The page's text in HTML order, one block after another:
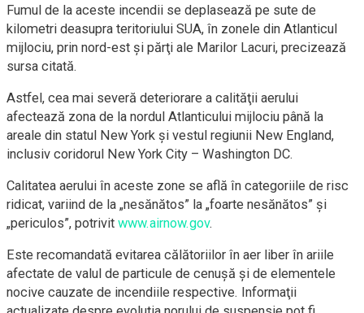
Fumul de la aceste incendii se deplasează pe sute de
kilometri deasupra teritoriului SUA, în zonele din Atlanticul
mijlociu, prin nord-est şi părţi ale Marilor Lacuri, precizează
sursa citată.
Astfel, cea mai severă deteriorare a calităţii aerului
afectează zona de la nordul Atlanticului mijlociu până la
areale din statul New York şi vestul regiunii New England,
inclusiv coridorul New York City – Washington DC.
Calitatea aerului în aceste zone se află în categoriile de risc
ridicat, variind de la „nesănătos” la „foarte nesănătos” şi
„periculos”, potrivit www.airnow.gov.
Este recomandată evitarea călătoriilor în aer liber în ariile
afectate de valul de particule de cenuşă şi de elementele
nocive cauzate de incendiile respective. Informaţii